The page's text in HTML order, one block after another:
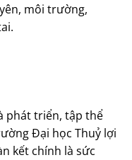
môi trường,
phát triển, tập thể
Đại học Thuỷ lợi
kết chính là sức